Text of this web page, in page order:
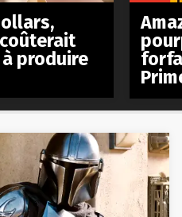
produire